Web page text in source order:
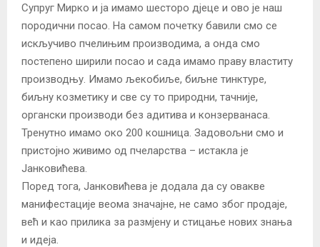
Супруг Мирко и ја имамо шесторо дјеце и ово је наш
породични посао. На самом почетку бавили смо се
искључиво пчелињим производима, а онда смо
постепено ширили посао и сада имамо праву властиту
производњу. Имамо љекобиље, биљне тинктуре,
биљну козметику и све су то природни, тачније,
органски производи без адитива и конзерванаса.
Тренутно имамо око 200 кошница. Задовољни смо и
пристојно живимо од пчеларства – истакла је
Јанковићева.
Поред тога, Јанковићева је додала да су овакве
манифестације веома значајне, не само због продаје,
већ и као прилика за размјену и стицање нових знања
и идеја.